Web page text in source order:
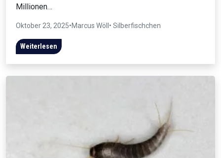
Millionen…
Oktober 23, 2025•Marcus Wöll • Silberfischchen
Weiterlesen